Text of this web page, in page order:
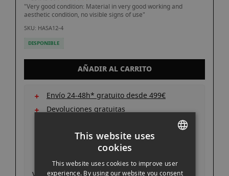
the
images
gallery
"Very good condition: Material in very good working and
aesthetic condition, no visible signs of use"
SKU: HASA12-4
DISPONIBLE
AÑADIR AL CARRITO
Envío 24-48h* gratuito desde 499€
Devoluciones gratuitas
Garantía oficial
Consigue un descuento entregando tu
equipo actual
This website uses
cookies
This website uses cookies to improve user
experience. By using our website you consent